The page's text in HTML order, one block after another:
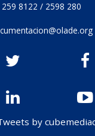
8122 / 2598 280
by